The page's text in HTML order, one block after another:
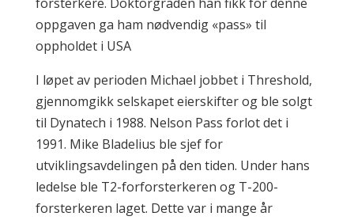
oppgaven ga ham nødvendig «pass» til
oppholdet i USA
I løpet av perioden Michael jobbet i Threshold,
gjennomgikk selskapet eierskifter og ble solgt
til Dynatech i 1988. Nelson Pass forlot det i
1991. Mike Bladelius ble sjef for
utviklingsavdelingen på den tiden. Under hans
ledelse ble T2-forforsterkeren og T-200-
forsterkeren laget. Dette var i mange år